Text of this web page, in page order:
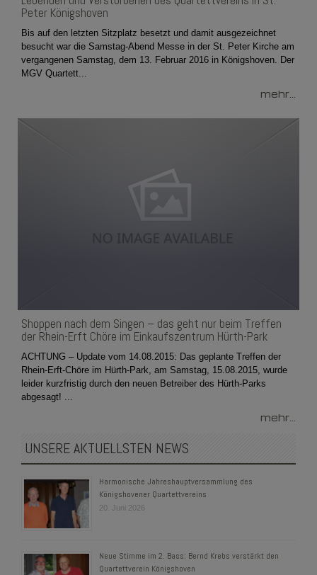
Peter Königshoven
Bis auf den letzten Sitzplatz besetzt und damit ausgezeichnet
besucht war die Samstag-Abend Messe in der St. Peter Kirche am
vergangenen Samstag, dem 13. Februar 2016 in Königshoven. Der
MGV Quartett...
mehr...
Shoppen nach dem Singen – das geht nur beim Treffen
der Rhein-Erft Chöre im Einkaufszentrum Hürth-Park
ACHTUNG – Update vom 14.08.2015: Das geplante Treffen der
Rhein-Erft-Chöre im Hürth-Park, am Samstag, 15.08.2015, wurde
leider kurzfristig durch den neuen Betreiber des Hürth-Parks
abgesagt! ...
mehr...
UNSERE AKTUELLSTEN NEWS
Harmonische Jahreshauptversammlung des
Königshovener Quartettvereins
20. Juni 2026
Neue Stimme im 2. Bass: Bernd Krebs verstärkt den
Quartettverein Königshoven